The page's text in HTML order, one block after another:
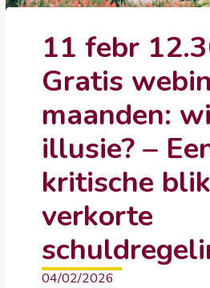
11 febr
Gratis
maanden:
illusie? –
kritische
verkorte
04/02/2026